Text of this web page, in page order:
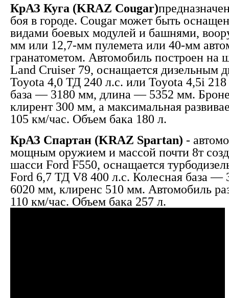
КрАЗ Куга (KRAZ Cougar)
боя в городе. Cougar может быть
видами боевых модулей и башнями,
мм или 12,7-мм пулемета или 40-мм
гранатометом. Автомобиль построен на
Land Cruiser 79, оснащается дизельным
Toyota 4,0 ТД 240 л.с. или Toyota 4,5і
база — 3180 мм, длина — 5352 мм.
клирент 300 мм, а максимальная
105 км/час. Объем бака 180 л.
КрАЗ Спартан (KRAZ Spartan) -
мощным оружием и массой почти 8т
шасси Ford F550, оснащается
Ford 6,7 ТД V8 400 л.с. Колесная база —
6020 мм, клиренс 510 мм. Автомобиль
110 км/час. Объем бака 257 л.